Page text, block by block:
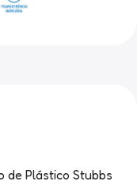
de Plástico Stubbs